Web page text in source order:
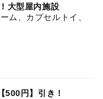
大型屋内施設
ム、カプセルトイ、
500円】引き！